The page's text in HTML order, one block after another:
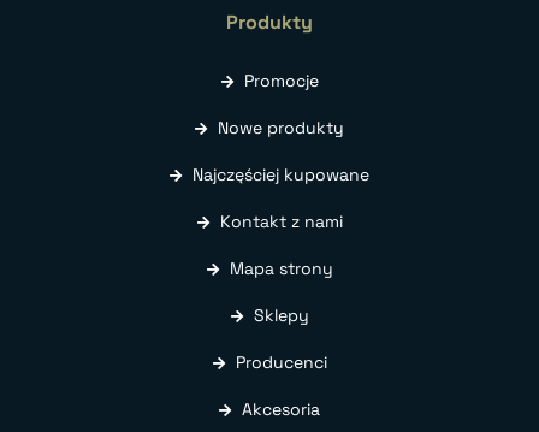
Produkty
Promocje
Nowe produkty
Najczęściej kupowane
Kontakt z nami
Mapa strony
Sklepy
Producenci
Akcesoria